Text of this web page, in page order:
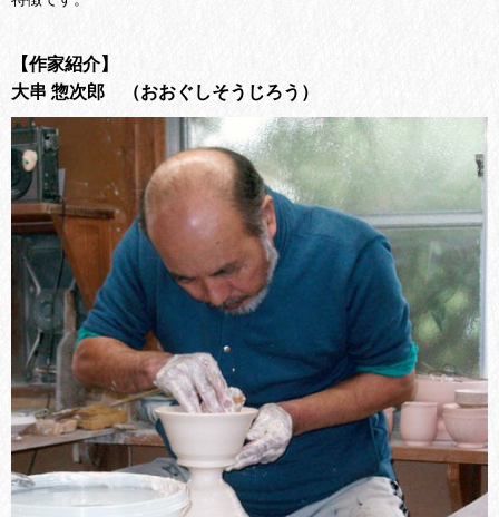
【作家紹介】
大串 惣次郎 （おおぐしそうじろう）